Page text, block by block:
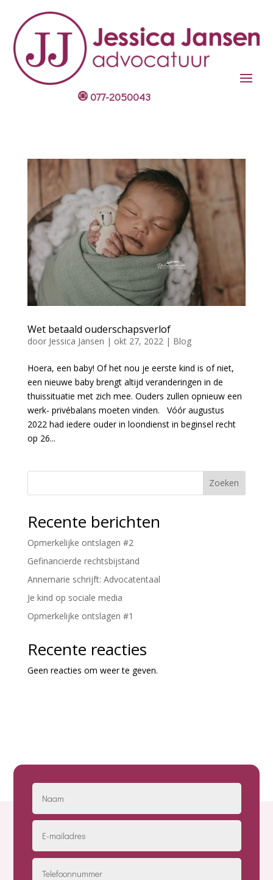
077-2050043
Wet betaald ouderschapsverlof
door Jessica Jansen | okt 27, 2022 | Blog
Hoera, een baby! Of het nou je eerste kind is of niet,
een nieuwe baby brengt altijd veranderingen in de
thuissituatie met zich mee. Ouders zullen opnieuw een
werk- privébalans moeten vinden. Vóór augustus
2022 had iedere ouder in loondienst in beginsel recht
op 26...
Zoeken
Recente berichten
Opmerkelijke ontslagen #2
Gefinancierde rechtsbijstand
Annemarie schrijft: Advocatentaal
Je kind op sociale media
Opmerkelijke ontslagen #1
Recente reacties
Geen reacties om weer te geven.